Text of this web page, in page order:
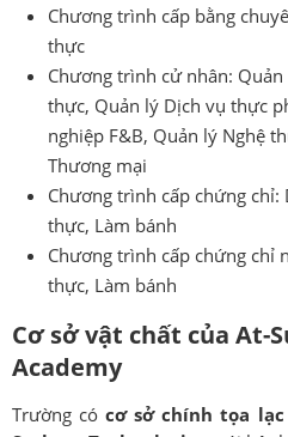
Chương trình cấp bằng
thực
Chương trình cử nhân:
thực, Quản lý Dịch vụ thực
nghiệp F&B, Quản lý Nghệ
Thương mại
Chương trình cấp chứng chỉ:
thực, Làm bánh
Chương trình cấp chứng chỉ
thực, Làm bánh
Cơ sở vật chất của At-
Academy
Trường cócơ sở chính tọa